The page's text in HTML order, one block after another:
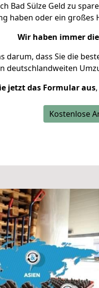
Bad Sülze Geld zu
haben oder ein
Wir haben immer
darum, dass Sie die
deutschlandweiten
jetzt das Formular aus
Kostenlose